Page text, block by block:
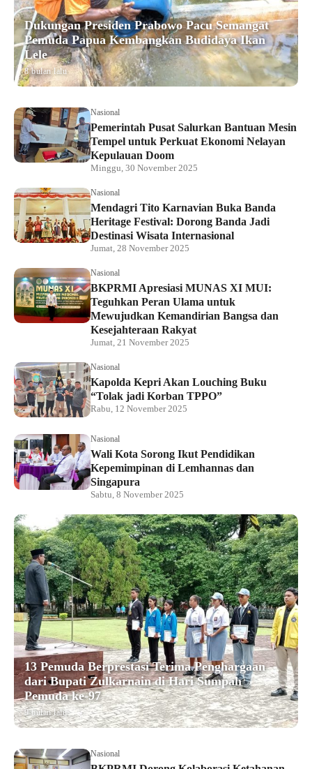
Dukungan Presiden Prabowo Pacu Semangat
Pemuda Papua Kembangkan Budidaya Ikan
Lele
8 bulan lalu
Nasional
Pemerintah Pusat Salurkan Bantuan Mesin
Tempel untuk Perkuat Ekonomi Nelayan
Kepulauan Doom
Minggu, 30 November 2025
Nasional
Mendagri Tito Karnavian Buka Banda
Heritage Festival: Dorong Banda Jadi
Destinasi Wisata Internasional
Jumat, 28 November 2025
Nasional
BKPRMI Apresiasi MUNAS XI MUI:
Teguhkan Peran Ulama untuk
Mewujudkan Kemandirian Bangsa dan
Kesejahteraan Rakyat
Jumat, 21 November 2025
Nasional
Kapolda Kepri Akan Louching Buku
“Tolak jadi Korban TPPO”
Rabu, 12 November 2025
Nasional
Wali Kota Sorong Ikut Pendidikan
Kepemimpinan di Lemhannas dan
Singapura
Sabtu, 8 November 2025
13 Pemuda Berprestasi Terima Penghargaan
dari Bupati Zulkarnain di Hari Sumpah
Pemuda ke-97
9 bulan lalu
Nasional